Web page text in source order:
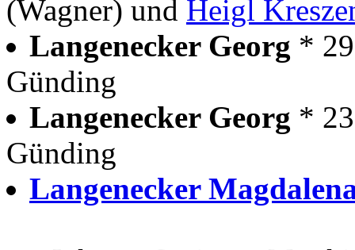
(Wagner) und Heigl
Langenecker Georg *
Günding
Langenecker Georg *
Günding
Langenecker